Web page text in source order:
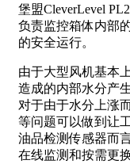
堡盟CleverLevel
负责监控箱体内部
的安全运行。
由于大型风机基本
造成的内部水分产
对于由于水分上涨
等问题可以做到让
油品检测传感器而
在线监测和按需更换